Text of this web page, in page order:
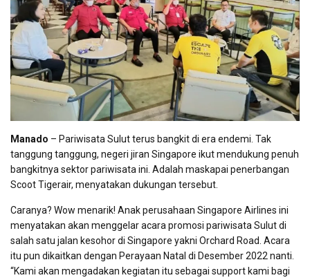
Manado – Pariwisata Sulut terus bangkit di era endemi. Tak
tanggung tanggung, negeri jiran Singapore ikut mendukung penuh
bangkitnya sektor pariwisata ini. Adalah maskapai penerbangan
Scoot Tigerair, menyatakan dukungan tersebut.
Caranya? Wow menarik! Anak perusahaan Singapore Airlines ini
menyatakan akan menggelar acara promosi pariwisata Sulut di
salah satu jalan kesohor di Singapore yakni Orchard Road. Acara
itu pun dikaitkan dengan Perayaan Natal di Desember 2022 nanti.
“Kami akan mengadakan kegiatan itu sebagai support kami bagi